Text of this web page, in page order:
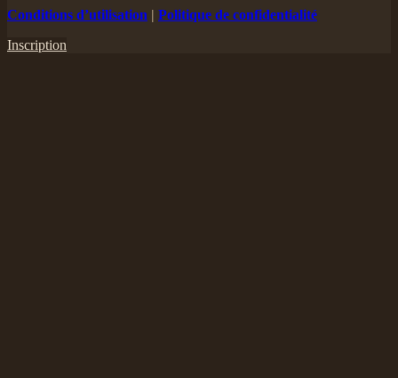
Conditions d’utilisation | Politique de confidentialité
Inscription